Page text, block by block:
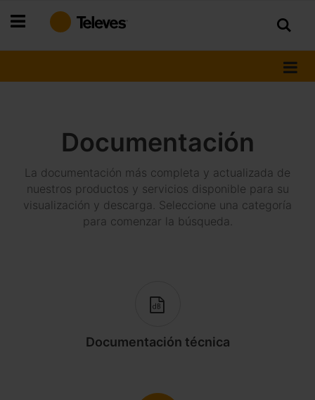
al
Documentación
La documentación más completa y actualizada de
nuestros productos y servicios disponible para su
visualización y descarga. Seleccione una categoría
para comenzar la búsqueda.
Documentación técnica